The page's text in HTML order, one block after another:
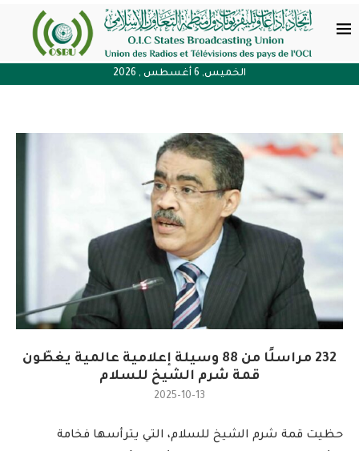
الخميس, 6 أغسطس , 2026
232 مراسلًا من 88 وسيلة إعلامية عالمية يغطّون
قمة شرم الشيخ للسلام
2025-10-13
حظيت قمة شرم الشيخ للسلام، التي يترأسها فخامة